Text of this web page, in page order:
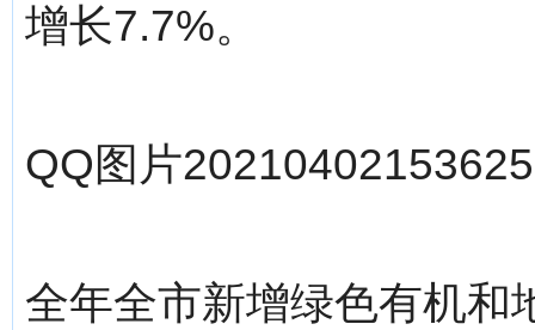
增长7.7%。
QQ图片
全年全市新增绿色有机和